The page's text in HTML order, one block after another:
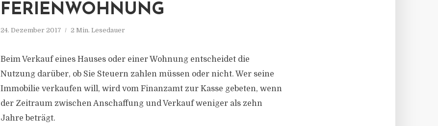
FERIENWOHNUNG
24. Dezember 2017 2 Min. Lesedauer
Beim Verkauf eines Hauses oder einer Wohnung entscheidet die
Nutzung darüber, ob Sie Steuern zahlen müssen oder nicht. Wer seine
Immobilie verkaufen will, wird vom Finanzamt zur Kasse gebeten, wenn
der Zeitraum zwischen Anschaffung und Verkauf weniger als zehn
Jahre beträgt.